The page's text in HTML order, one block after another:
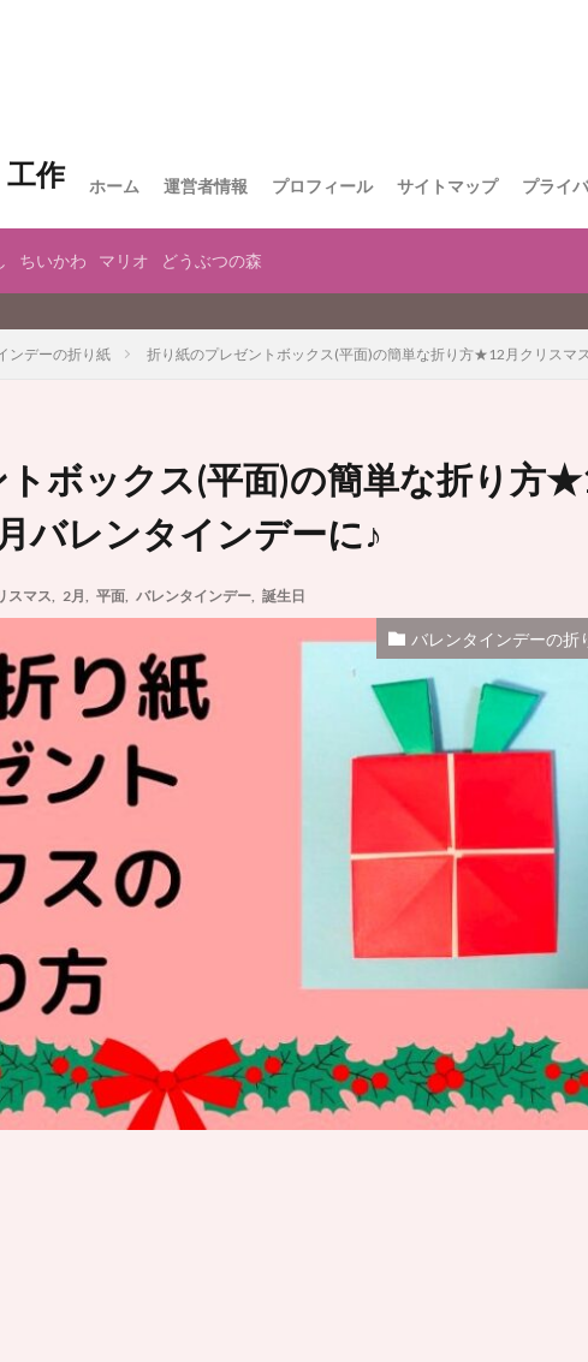
作 ホーム 運営者情報 プロフィール サイトマップ プライ
ちいかわ マリオ どうぶつの森
ンデーの折り紙 折り紙のプレゼントボックス(平面)の簡単な折り方★12月クリスマ
ボックス(平面)の簡単な折り方
バレンタインデーに♪
スマス 2月 平面 バレンタインデー 誕生日
バレンタインデーの折